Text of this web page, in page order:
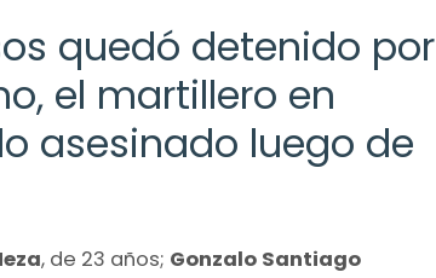
quedó detenido por
el martillero en
asesinado luego de
, de 23 años; Gonzalo Santiago